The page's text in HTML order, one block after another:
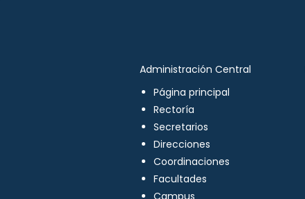
Administración Central
Página principal
Rectoría
Secretarios
Direcciones
Coordinaciones
Facultades
Campus